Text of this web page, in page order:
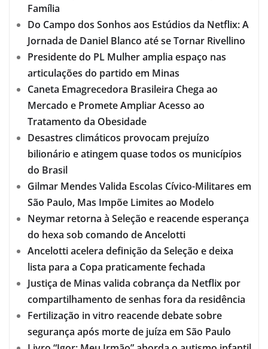
Família
Do Campo dos Sonhos aos Estúdios da Netflix: A
Jornada de Daniel Blanco até se Tornar Rivellino
Presidente do PL Mulher amplia espaço nas
articulações do partido em Minas
Caneta Emagrecedora Brasileira Chega ao
Mercado e Promete Ampliar Acesso ao
Tratamento da Obesidade
Desastres climáticos provocam prejuízo
bilionário e atingem quase todos os municípios
do Brasil
Gilmar Mendes Valida Escolas Cívico-Militares em
São Paulo, Mas Impõe Limites ao Modelo
Neymar retorna à Seleção e reacende esperança
do hexa sob comando de Ancelotti
Ancelotti acelera definição da Seleção e deixa
lista para a Copa praticamente fechada
Justiça de Minas valida cobrança da Netflix por
compartilhamento de senhas fora da residência
Fertilização in vitro reacende debate sobre
segurança após morte de juíza em São Paulo